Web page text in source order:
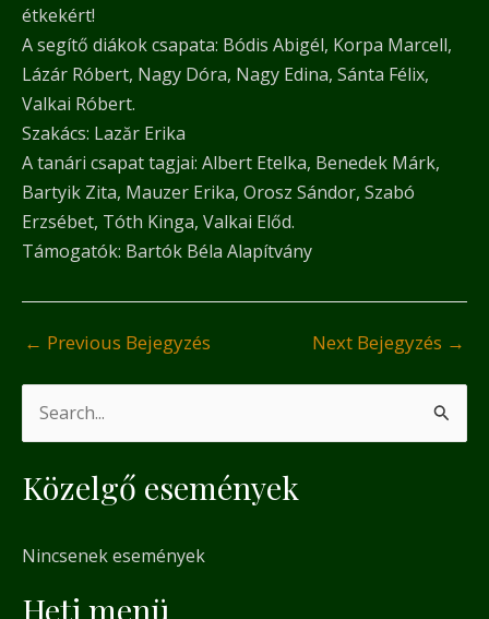
étkekért!
A segítő diákok csapata: Bódis Abigél, Korpa Marcell,
Lázár Róbert, Nagy Dóra, Nagy Edina, Sánta Félix,
Valkai Róbert.
Szakács: Lazăr Erika
A tanári csapat tagjai: Albert Etelka, Benedek Márk,
Bartyik Zita, Mauzer Erika, Orosz Sándor, Szabó
Erzsébet, Tóth Kinga, Valkai Előd.
Támogatók: Bartók Béla Alapítvány
← Previous Bejegyzés Next Bejegyzés →
a
c
Közelgő események
Nincsenek események
Heti menü